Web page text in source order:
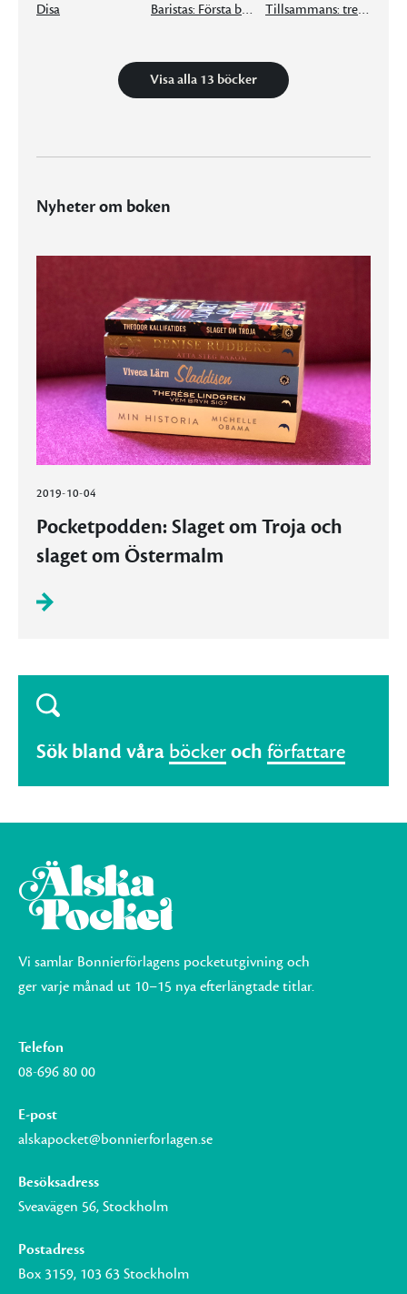
Disa Baristas: Första boken Tillsammans: tredje boken
Visa alla 13 böcker
Nyheter om boken
2019-10-04
Pocketpodden: Slaget om Troja och
slaget om Östermalm
Sök bland våra böckeroch författare
Vi samlar Bonnierförlagens pocketutgivning och
ger varje månad ut 10–15 nya efterlängtade titlar.
Telefon
08-696 80 00
E-post
alskapocket@bonnierforlagen.se
Besöksadress
Sveavägen 56, Stockholm
Postadress
Box 3159, 103 63 Stockholm